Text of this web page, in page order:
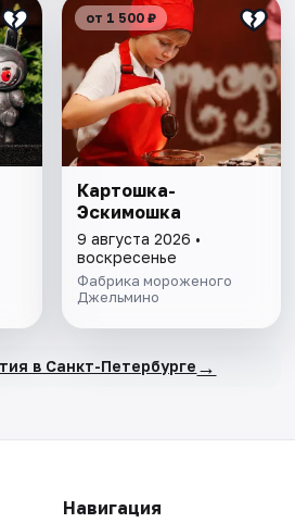
от 1 500 ₽
Картошка-
Эскимошка
9 августа 2026 •
воскресенье
Фабрика мороженого
Джельмино
в Санкт-Петербурге →
Навигация